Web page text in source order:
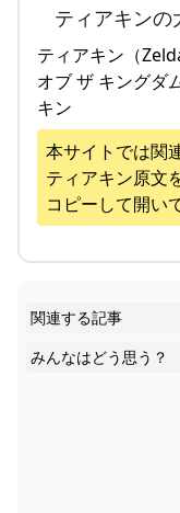
ティアキンの
ティアキン（
オブ ザ キングダ
キン
本サイトでは関
ティアキン原文
コピーして開い
関連する記事
みんなはどう思う？